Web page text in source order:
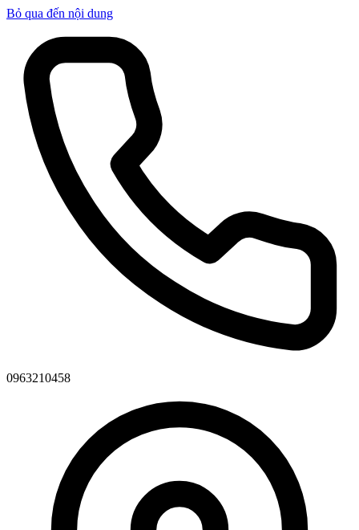
Bỏ qua đến nội dung
0963210458